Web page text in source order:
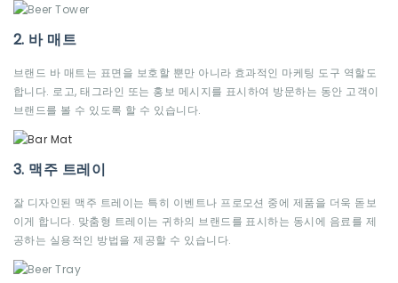
2. 바 매트
브랜드 바 매트는 표면을 보호할 뿐만 아니라 효과적인 마케팅 도구 역할도
합니다. 로고, 태그라인 또는 홍보 메시지를 표시하여 방문하는 동안 고객이
브랜드를 볼 수 있도록 할 수 있습니다.
3. 맥주 트레이
잘 디자인된 맥주 트레이는 특히 이벤트나 프로모션 중에 제품을 더욱 돋보
이게 합니다. 맞춤형 트레이는 귀하의 브랜드를 표시하는 동시에 음료를 제
공하는 실용적인 방법을 제공할 수 있습니다.